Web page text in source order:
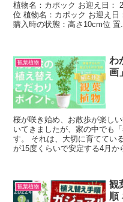
植物名：カポック お迎え日：
位 植物名：カポック お迎え日
購入時の状態：高さ10cm位 置
観葉植物
わ
画
桜が咲き始め、お散歩が楽し
いてきましたが、家の中でも
す。 それは、大切に育ててい
が15度くらいで安定する4月か
観葉植物
観
順